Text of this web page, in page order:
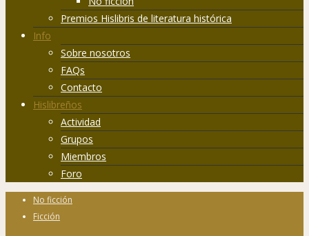
Premios Hislibris de literatura histórica
Info
Sobre nosotros
FAQs
Contacto
Hislibreños
Actividad
Grupos
Miembros
Foro
No ficción
Ficción